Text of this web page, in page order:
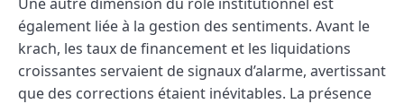
également liée à la gestion des sentiments. Avant le
krach, les taux de financement et les liquidations
croissantes servaient de signaux d’alarme, avertissant
que des corrections étaient inévitables. La présence